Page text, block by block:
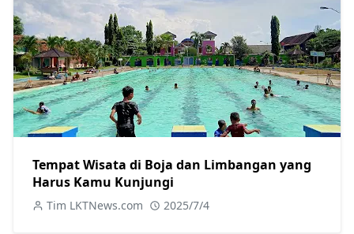
Tempat Wisata di Boja dan Limbangan yang
Harus Kamu Kunjungi
Tim LKTNews.com 2025/7/4